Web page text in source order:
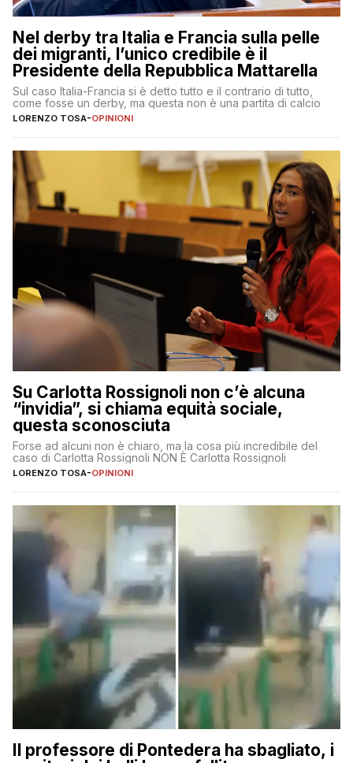
Nel derby tra Italia e Francia sulla pelle
dei migranti, l’unico credibile è il
Presidente della Repubblica Mattarella
Sul caso Italia-Francia si è detto tutto e il contrario di tutto,
come fosse un derby, ma questa non è una partita di calcio
LORENZO TOSA-OPINIONI
Su Carlotta Rossignoli non c’è alcuna
“invidia”, si chiama equità sociale,
questa sconosciuta
Forse ad alcuni non è chiaro, ma la cosa più incredibile del
caso di Carlotta Rossignoli NON È Carlotta Rossignoli
LORENZO TOSA-OPINIONI
Il professore di Pontedera ha sbagliato, i